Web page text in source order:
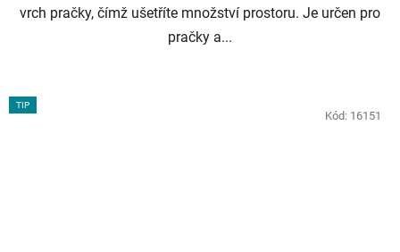
vrch pračky, čímž ušetříte množství prostoru. Je určen pro
pračky a...
TIP
Kód: 16151